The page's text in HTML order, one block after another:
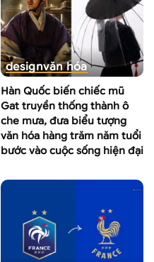
designvăn hóa
Hàn Quốc biến chiếc mũ
Gat truyền thống thành ô
che mưa, đưa biểu tượng
văn hóa hàng trăm năm tuổi
bước vào cuộc sống hiện đại